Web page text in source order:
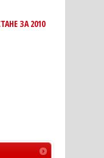
ЗА 2010